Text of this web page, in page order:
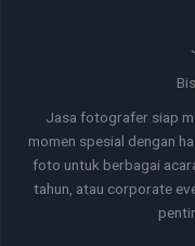
Jasa fotografer siap
momen spesial dengan
foto untuk berbagai
tahun, atau corporate